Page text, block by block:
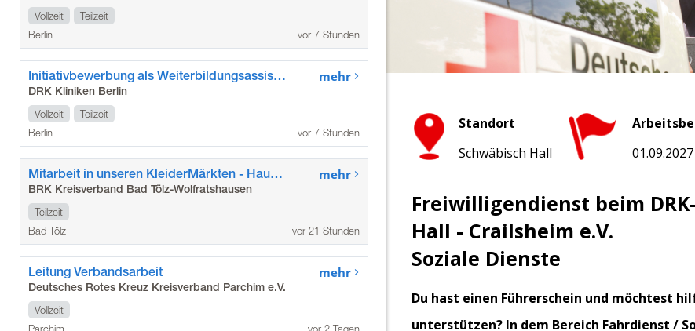
Vollzeit
Teilzeit
Berlin
vor 7 Stunden
Initiativbewerbung als Weiterbildungsassistent*in / Assistenzarzt*ärztin in der Allgemein- und Viszeralchirurgie im Kunstkrankenhaus
DRK Kliniken Berlin
Vollzeit
Teilzeit
Berlin
mehr
vor 7 Stunden
Mitarbeit in unseren KleiderMärkten - Hauptstandort Bad Tölz (m/w/d)
BRK Kreisverband Bad Tölz-Wolfratshausen
Teilzeit
Bad Tölz
mehr
vor 21 Stunden
Leitung Verbandsarbeit
Deutsches Rotes Kreuz Kreisverband Parchim e.V.
Vollzeit
mehr